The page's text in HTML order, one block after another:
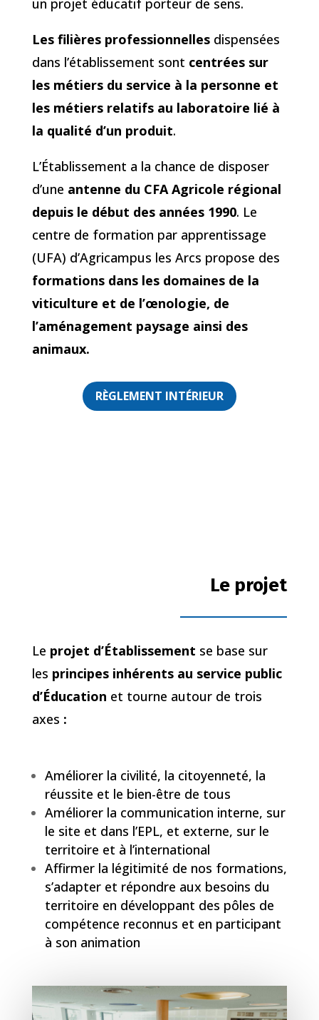
un projet éducatif porteur de sens.
Les filières professionnellesdispensées
dans l’établissement sont centrées sur
les métiers du service à la personne et
les métiers relatifs au laboratoire lié à
la qualité d’un produit.
L’Établissement a la chance de disposer
d’une antenne du CFA Agricole régional
depuis le début des années 1990. Le
centre de formation par apprentissage
(UFA) d’Agricampus les Arcs propose des
formations dans les domaines de la
viticulture et de l’œnologie, de
l’aménagement paysage ainsi des
animaux.
RÈGLEMENT INTÉRIEUR
Le projet
Le projet d’Établissement se base sur
les principes inhérents au service public
d’Éducation et tourne autour de trois
axes :
Améliorer la civilité, la citoyenneté, la
réussite et le bien-être de tous
Améliorer la communication interne, sur
le site et dans l’EPL, et externe, sur le
territoire et à l’international
Affirmer la légitimité de nos formations,
s’adapter et répondre aux besoins du
territoire en développant des pôles de
compétence reconnus et en participant
à son animation